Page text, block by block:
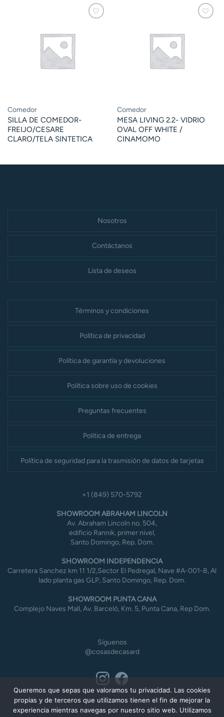
Comedor
SILLA DE COMEDOR-
FREIJO/CESARE
CLARO/TELA SINTETICA
Comedor
MESA LIVING 2.2- VIDRIO
OVAL OFF WHITE /
CINAMOMO
Nosotros
Contáctanos
Lista de deseos
Términos y condiciones
Política de privacidad
Política de garantía y devoluciones
Política sobre uso de cookies
Preguntas frecuentes
Política de entrega
Política de seguridad para la trasmisión de datos de tarjetas
+1 (849) 570-5792
SHOWROOM ABRAHAM LINCOLN
Av. Abraham Lincoln no. 504,
edificio Rannik, primer nivel,
Santo Domingo, Rep. Dom.
SHOWROOM INDEPENDENCIA
Carretera Sanchez km 11 1/2,Sector El Pedregal, Nave #A-001-B, Al
lado planta gas GLP, Santo Domingo, Rep. Dom.
SHOWROOM PUNTA CANA
Complejo Naves Mall, Av. Barceló, Km. 5, Punta Cana, Rep Dom.
Síguenos
@cosasdecasard
Queremos que sepas que valoramos tu privacidad. Las cookies
propias y de terceros que utilizamos tienen el fin de mejorar la
experiencia mientras navegas por nuestro sitio web. Utilizamos